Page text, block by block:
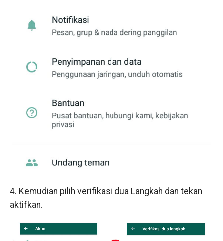
4. Kemudian pilih verifikasi dua Langkah dan tekan
aktifkan.